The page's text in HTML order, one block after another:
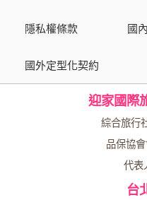
隱私權條款 國
國外定型化契約
迎家國際
綜合旅行
品保協
代表
台